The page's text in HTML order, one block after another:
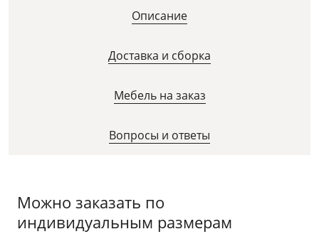
Описание
Доставка и сборка
Мебель на заказ
Вопросы и ответы
Можно заказать по
индивидуальным размерам